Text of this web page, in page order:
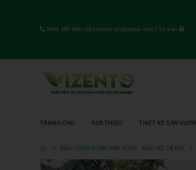
0963 459 288| vizento.vn@gmail.com | Tư vấn
TRANG CHỦ GIỚI THIỆU THIẾT KẾ SÂN VƯỜN
MẪU CẢNH QUAN SÂN VƯỜN MẪU HỒ CÁ KOI